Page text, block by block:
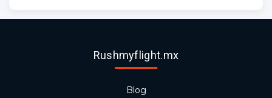
Rushmyflight.mx
Blog